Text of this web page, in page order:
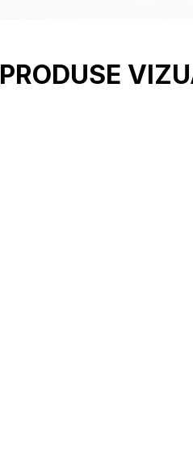
PRODUSE